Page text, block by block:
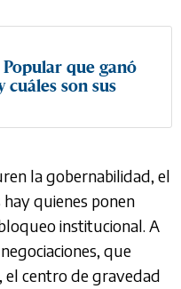
que ganó
cuáles son sus
la gobernabilidad, el
quienes ponen
institucional. A
que
el centro de gravedad